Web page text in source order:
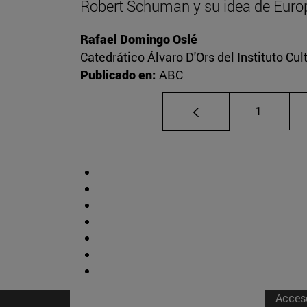
Robert Schuman y su idea de
Rafael Domingo Oslé
Catedrático Álvaro D'Ors del Instituto
Publicado en: ABC
Página
1